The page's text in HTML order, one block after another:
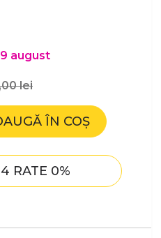
august
lei
ÎN COȘ
RATE 0%